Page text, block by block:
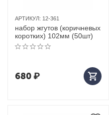
АРТИКУЛ: 12-361
набор жгутов (коричневых
коротких) 102мм (50шт)
680₽